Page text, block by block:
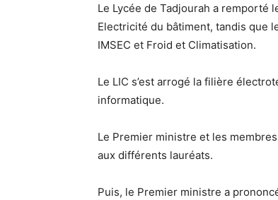
Le Lycée de Tadjourah a
Electricité du bâtiment, tandis que
IMSEC et Froid et Climatisation.
Le LIC s’est arrogé la filière
informatique.
Le Premier ministre et les
aux différents lauréats.
Puis, le Premier ministre a